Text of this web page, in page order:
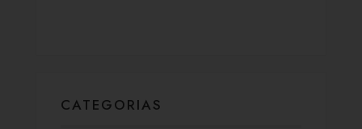
CATEGORIAS